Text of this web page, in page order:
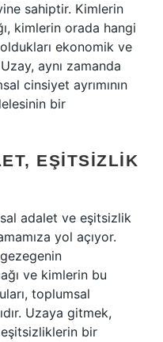
sahiptir. Kimlerin
kimlerin orada hangi
ekonomik ve
aynı zamanda
cinsiyet ayrımının
bir
EŞITSIZLIK
adalet ve eşitsizlik
yol açıyor.
ve kimlerin bu
toplumsal
Uzaya gitmek,
bir